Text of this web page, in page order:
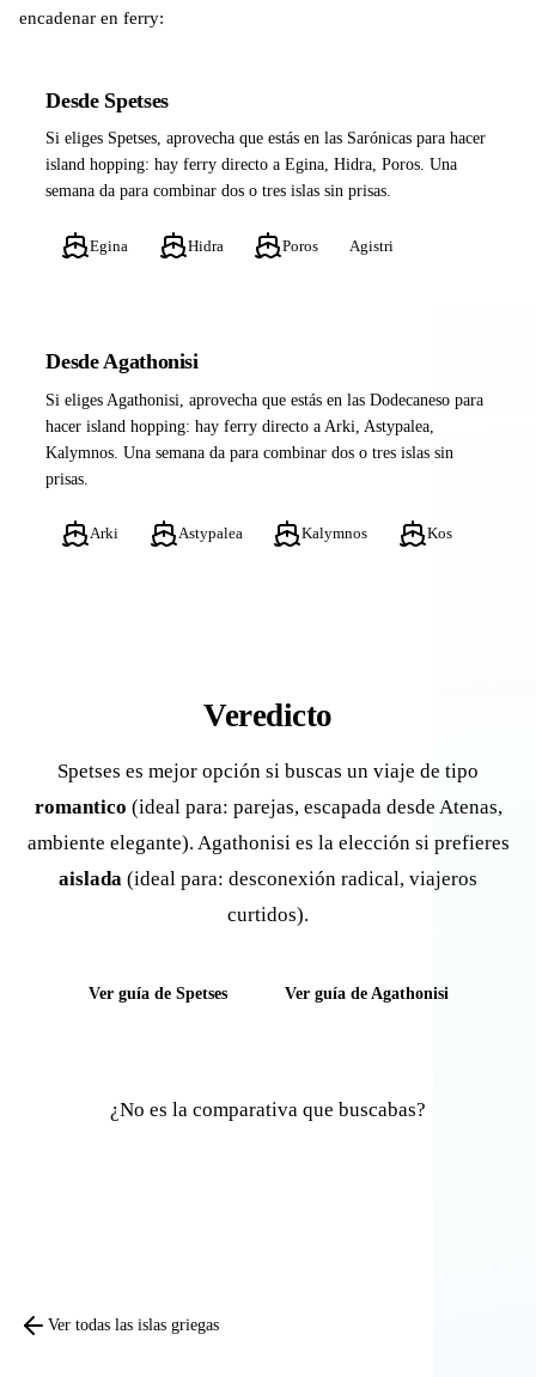
encadenar en ferry:
Desde Spetses
Si eliges Spetses, aprovecha que estás en las Sarónicas para hacer
island hopping: hay ferry directo a Egina, Hidra, Poros. Una
semana da para combinar dos o tres islas sin prisas.
Egina Hidra Poros Agistri
Desde Agathonisi
Si eliges Agathonisi, aprovecha que estás en las Dodecaneso para
hacer island hopping: hay ferry directo a Arki, Astypalea,
Kalymnos. Una semana da para combinar dos o tres islas sin
prisas.
Arki Astypalea Kalymnos Kos
Veredicto
Spetses es mejor opción si buscas un viaje de tipo
romantico (ideal para: parejas, escapada desde Atenas,
ambiente elegante). Agathonisi es la elección si prefieres
aislada (ideal para: desconexión radical, viajeros
curtidos).
Ver guía de Spetses Ver guía de Agathonisi
¿No es la comparativa que buscabas?
Ver todas las islas griegas